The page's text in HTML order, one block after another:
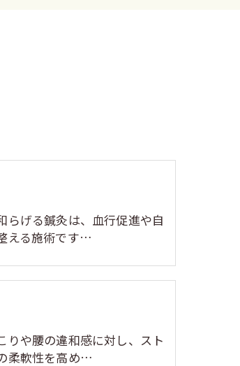
らげる鍼灸は、血行促進や自
える施術です…
りや腰の違和感に対し、スト
柔軟性を高め…